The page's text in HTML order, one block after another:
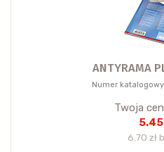
ANTYRAMA
Numer
Twoja
5.45
6.70 zł